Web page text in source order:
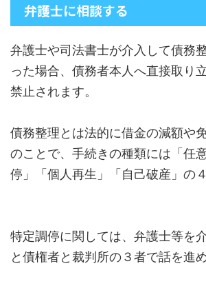
弁護士に相談する
弁護士や司法書士が介入して債務
った場合、債務者本人へ直接取り
禁止されます。
債務整理とは法的に借金の減額や
のことで、手続きの種類には「任
停」「個人再生」「自己破産」の
特定調停に関しては、弁護士等を
と債権者と裁判所の３者で話を進